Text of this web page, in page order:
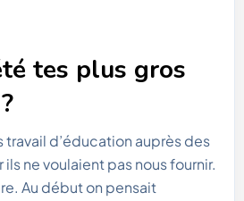
tes plus gros
travail d’éducation auprès des
ne voulaient pas nous fournir.
Au début on pensait